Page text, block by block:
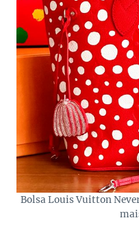
Bolsa Louis Vuitton